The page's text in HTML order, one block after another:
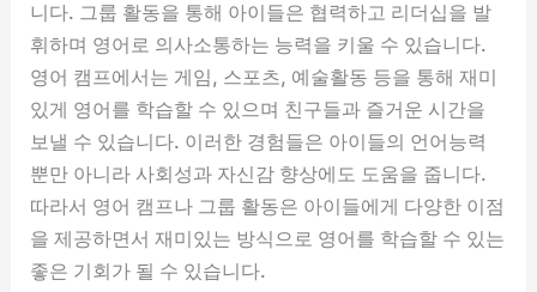
니다. 그룹 활동을 통해 아이들은 협력하고 리더십을 발
휘하며 영어로 의사소통하는 능력을 키울 수 있습니다.
영어 캠프에서는 게임, 스포츠, 예술활동 등을 통해 재미
있게 영어를 학습할 수 있으며 친구들과 즐거운 시간을
보낼 수 있습니다. 이러한 경험들은 아이들의 언어능력
뿐만 아니라 사회성과 자신감 향상에도 도움을 줍니다.
따라서 영어 캠프나 그룹 활동은 아이들에게 다양한 이점
을 제공하면서 재미있는 방식으로 영어를 학습할 수 있는
좋은 기회가 될 수 있습니다.